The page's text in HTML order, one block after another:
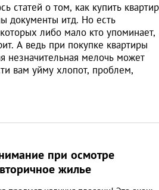
статей о том, как купить
документы итд. Но есть
либо мало кто упоминает,
А ведь при покупке квартиры
незначительная мелочь может
вам уйму хлопот, проблем,
при осмотре
жилье